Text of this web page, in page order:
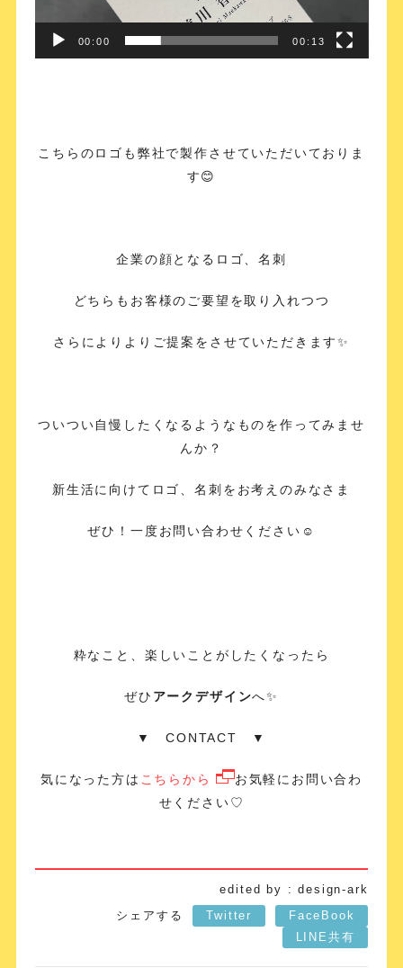
ー
00:00 00:13
こちらのロゴも弊社で製作させていただいておりま
す😊
企業の顔となるロゴ、名刺
どちらもお客様のご要望を取り入れつつ
さらによりよりご提案をさせていただきます✨
ついつい自慢したくなるようなものを作ってみませ
んか？
新生活に向けてロゴ、名刺をお考えのみなさま
ぜひ！一度お問い合わせください☺️
粋なこと、楽しいことがしたくなったら
ぜひ アークデザインへ✨
▼ CONTACT ▼
気になった方は こちらから
お気軽にお問い合わ
せください♡
edited by : design-ark
シェアする
Twitter
FaceBook
LINE共有